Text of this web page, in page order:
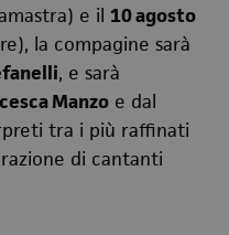
e il 10 agosto
la compagine sarà
, e sarà
Manzo e dal
tra i più raffinati
di cantanti